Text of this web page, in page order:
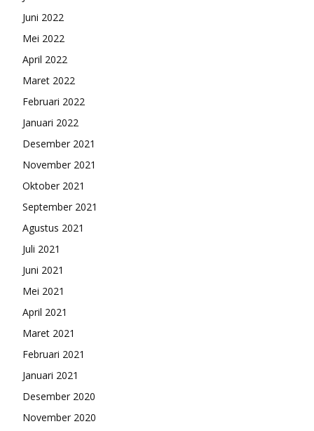
Juni 2022
Mei 2022
April 2022
Maret 2022
Februari 2022
Januari 2022
Desember 2021
November 2021
Oktober 2021
September 2021
Agustus 2021
Juli 2021
Juni 2021
Mei 2021
April 2021
Maret 2021
Februari 2021
Januari 2021
Desember 2020
November 2020